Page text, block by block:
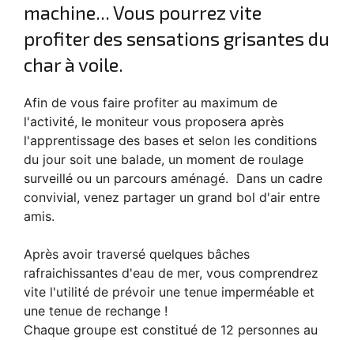
machine... Vous pourrez vite
profiter des sensations grisantes du
char à voile.
Afin de vous faire profiter au maximum de
l'activité, le moniteur vous proposera après
l'apprentissage des bases et selon les conditions
du jour soit une balade, un moment de roulage
surveillé ou un parcours aménagé. Dans un cadre
convivial, venez partager un grand bol d'air entre
amis.
Après avoir traversé quelques bâches
rafraichissantes d'eau de mer, vous comprendrez
vite l'utilité de prévoir une tenue imperméable et
une tenue de rechange !
Chaque groupe est constitué de 12 personnes au